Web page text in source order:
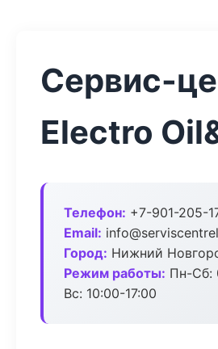
Сервис-
Electro
Телефон: +7-901-205-
Email:
Город: Нижний
Режим работы: Пн-Сб:
Вс: 10:00-17:00